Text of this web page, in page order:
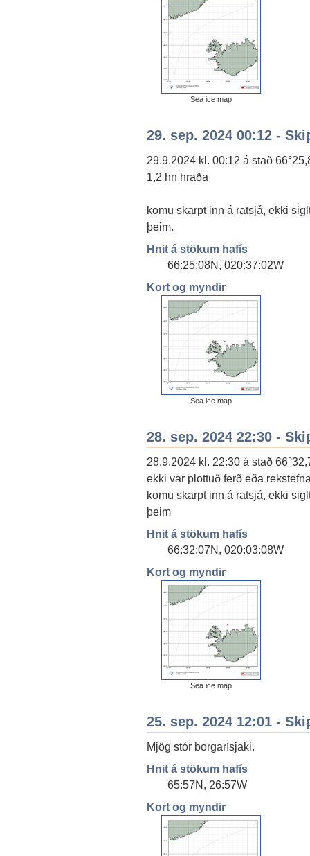
Sea ice map
29. sep. 2024 00:12 -
29.9.2024 kl. 00:12 á stað
1,2 hn hraða
komu skarpt inn á ratsjá, ekki
þeim.
Hnit á stökum hafís
66:25:08N, 020:37:02W
Kort og myndir
Sea ice map
28. sep. 2024 22:30 -
28.9.2024 kl. 22:30 á stað
ekki var plottuð ferð eða
komu skarpt inn á ratsjá, ekki
þeim
Hnit á stökum hafís
66:32:07N, 020:03:08W
Kort og myndir
Sea ice map
25. sep. 2024 12:01 -
Mjög stór borgarísjaki.
Hnit á stökum hafís
65:57N, 26:57W
Kort og myndir